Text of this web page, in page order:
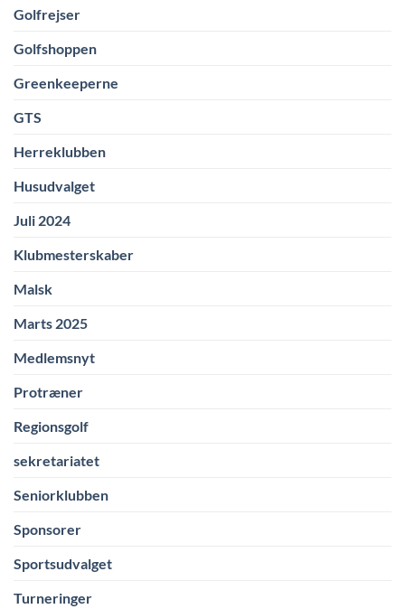
Golfrejser
Golfshoppen
Greenkeeperne
GTS
Herreklubben
Husudvalget
Juli 2024
Klubmesterskaber
Malsk
Marts 2025
Medlemsnyt
Protræner
Regionsgolf
sekretariatet
Seniorklubben
Sponsorer
Sportsudvalget
Turneringer